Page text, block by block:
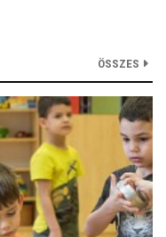
ÖSSZES